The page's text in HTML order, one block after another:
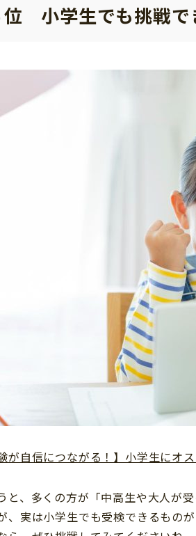
小学生でも挑戦で
が自信につながる！】小学生にオ
と、多くの方が「中高生や大人が
、実は小学生でも受検できるもの